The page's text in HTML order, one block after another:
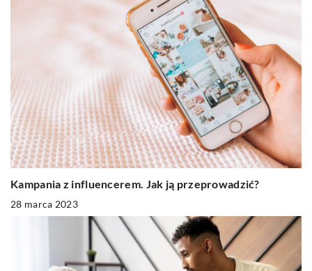
Kampania z influencerem. Jak ją przeprowadzić?
28 marca 2023